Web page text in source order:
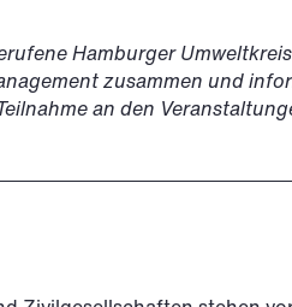
Hamburger
zusammen und
an den